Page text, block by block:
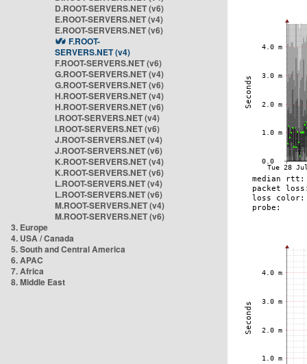
D.ROOT-SERVERS.NET (v6)
E.ROOT-SERVERS.NET (v4)
E.ROOT-SERVERS.NET (v6)
F.ROOT-
SERVERS.NET (v4)
F.ROOT-SERVERS.NET (v6)
G.ROOT-SERVERS.NET (v4)
G.ROOT-SERVERS.NET (v6)
H.ROOT-SERVERS.NET (v4)
H.ROOT-SERVERS.NET (v6)
I.ROOT-SERVERS.NET (v4)
I.ROOT-SERVERS.NET (v6)
J.ROOT-SERVERS.NET (v4)
J.ROOT-SERVERS.NET (v6)
K.ROOT-SERVERS.NET (v4)
K.ROOT-SERVERS.NET (v6)
L.ROOT-SERVERS.NET (v4)
L.ROOT-SERVERS.NET (v6)
M.ROOT-SERVERS.NET (v4)
M.ROOT-SERVERS.NET (v6)
3. Europe
4. USA / Canada
5. South and Central America
6. APAC
7. Africa
8. Middle East